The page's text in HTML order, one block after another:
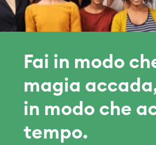
Fai in modo
magia
in modo che
tempo.